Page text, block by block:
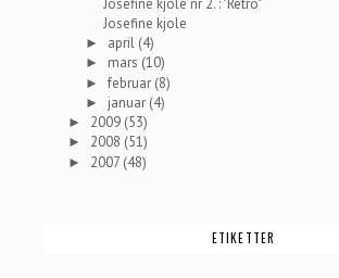
Josefine kjole
► april (4)
► mars (10)
►februar (8)
► januar (4)
► 2009 (53)
► 2008 (51)
► 2007 (48)
ETIKETTER